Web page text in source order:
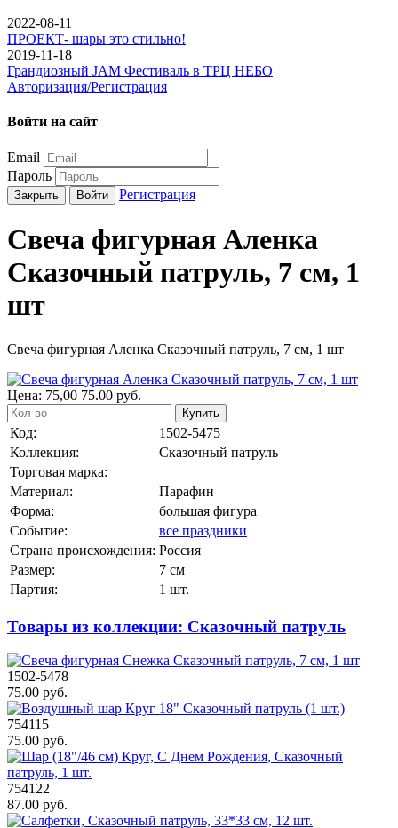
2022-08-11
ПРОЕКТ- шары это стильно!
2019-11-18
Грандиозный JAM Фестиваль в ТРЦ НЕБО
Авторизация/Регистрация
Войти на сайт
Email
Пароль
Закрыть Войти Регистрация
Свеча фигурная Аленка
Сказочный патруль, 7 см, 1
шт
Свеча фигурная Аленка Сказочный патруль, 7 см, 1 шт
Цена: 75,00 75.00 руб.
Купить
Код:
1502-5475
Коллекция:
Сказочный патруль
Торговая марка:
Материал:
Парафин
Форма:
большая фигура
Событие:
все праздники
Страна происхождения: Россия
Размер:
7 см
Партия:
1 шт.
Товары из коллекции: Сказочный патруль
1502-5478
75.00 руб.
754115
75.00 руб.
754122
87.00 руб.